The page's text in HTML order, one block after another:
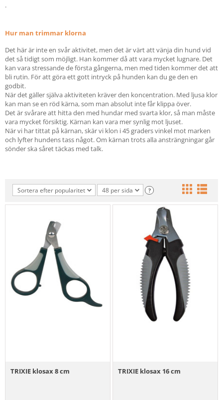
.
Hur man trimmar klorna
Det här är inte en svår aktivitet, men det är värt att vänja din hund vid
det så tidigt som möjligt. Han kommer då att vara mycket lugnare. Det
kan vara stressande de första gångerna, men med tiden kommer det att
bli rutin. För att göra ett gott intryck på hunden kan du ge den en
godbit.
När det gäller själva aktiviteten kräver den koncentration. Med ljusa klor
kan man se en röd kärna, som man absolut inte får klippa över.
Det är svårare att hitta den med hundar med svarta klor, så man måste
vara mycket försiktig. Kärnan kan vara mer synlig mot ljuset.
När vi har tittat på kärnan, skär vi klon i 45 graders vinkel mot marken
och lyfter hundens tass något. Om kärnan trots alla ansträngningar går
sönder ska såret täckas med talk.
Sortera efter popularitet 48 per sida ?
TRIXIE klosax 8 cm TRIXIE klosax 16 cm